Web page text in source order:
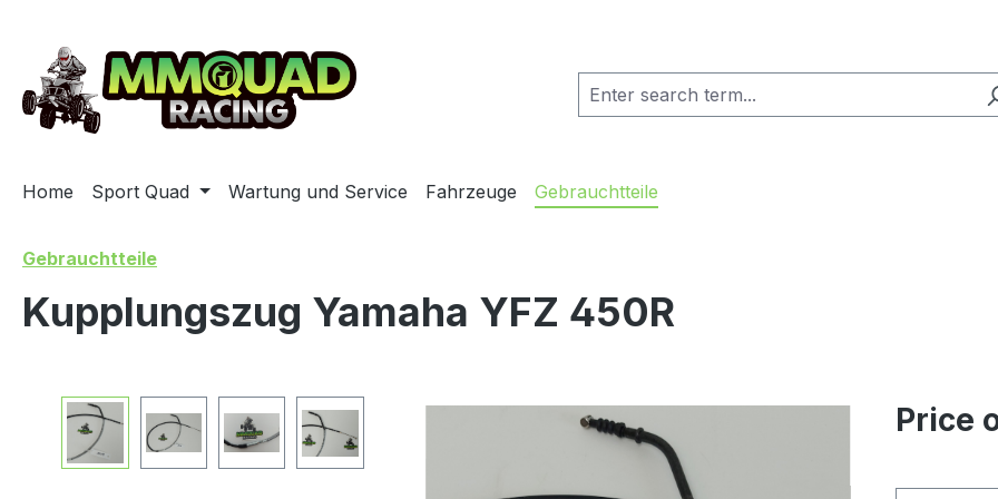
Home Sport Quad Wartung und Service Fahrzeuge Gebrauchtteile
Gebrauchtteile
Kupplungszug Yamaha YFZ 450R
Skip image gallery Price